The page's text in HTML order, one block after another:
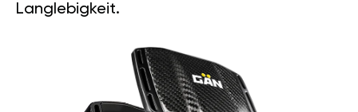
Langlebigkeit.